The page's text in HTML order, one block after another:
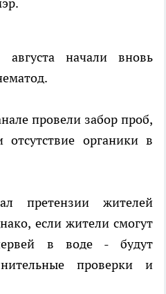
начали вновь
провели забор проб,
отсутствие органики в
претензии жителей
если жители смогут
в воде - будут
проверки и